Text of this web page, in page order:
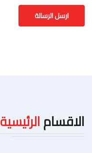
الاقسامالرئيسية